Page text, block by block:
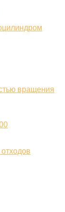
вращения